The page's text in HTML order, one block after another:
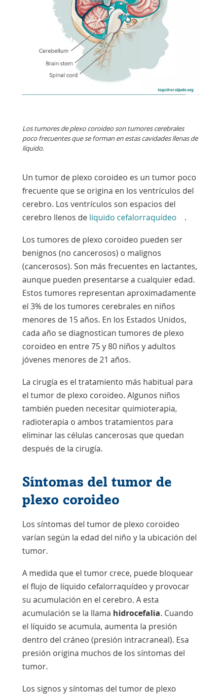
Los tumores de plexo coroideo son tumores cerebrales
poco frecuentes que se forman en estas cavidades llenas de
líquido.
Un tumor de plexo coroideo es un tumor poco
frecuente que se origina en los ventrículos del
cerebro. Los ventrículos son espacios del
cerebro llenos de líquido cefalorraquídeo .
Los tumores de plexo coroideo pueden ser
benignos (no cancerosos) o malignos
(cancerosos). Son más frecuentes en lactantes,
aunque pueden presentarse a cualquier edad.
Estos tumores representan aproximadamente
el 3% de los tumores cerebrales en niños
menores de 15 años. En los Estados Unidos,
cada año se diagnostican tumores de plexo
coroideo en entre 75 y 80 niños y adultos
jóvenes menores de 21 años.
La cirugía es el tratamiento más habitual para
el tumor de plexo coroideo. Algunos niños
también pueden necesitar quimioterapia,
radioterapia o ambos tratamientos para
eliminar las células cancerosas que quedan
después de la cirugía.
Síntomas del tumor de
plexo coroideo
Los síntomas del tumor de plexo coroideo
varían según la edad del niño y la ubicación del
tumor.
A medida que el tumor crece, puede bloquear
el flujo de líquido cefalorraquídeo y provocar
su acumulación en el cerebro. A esta
acumulación se la llama hidrocefalia. Cuando
el líquido se acumula, aumenta la presión
dentro del cráneo (presión intracraneal). Esa
presión origina muchos de los síntomas del
tumor.
Los signos y síntomas del tumor de plexo